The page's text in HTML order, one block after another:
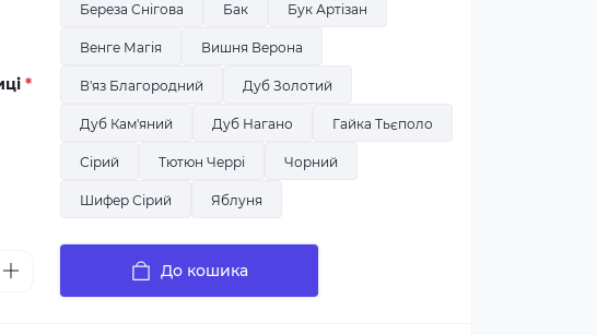
*
Береза Снігова Бак Бук Артізан
Венге Магія Вишня Верона
В'яз Благородний Дуб Золотий
Дуб Кам'яний Дуб Нагано Гайка Тьєполо
Сірий Тютюн Черрі Чорний
Шифер Сірий Яблуня
До кошика